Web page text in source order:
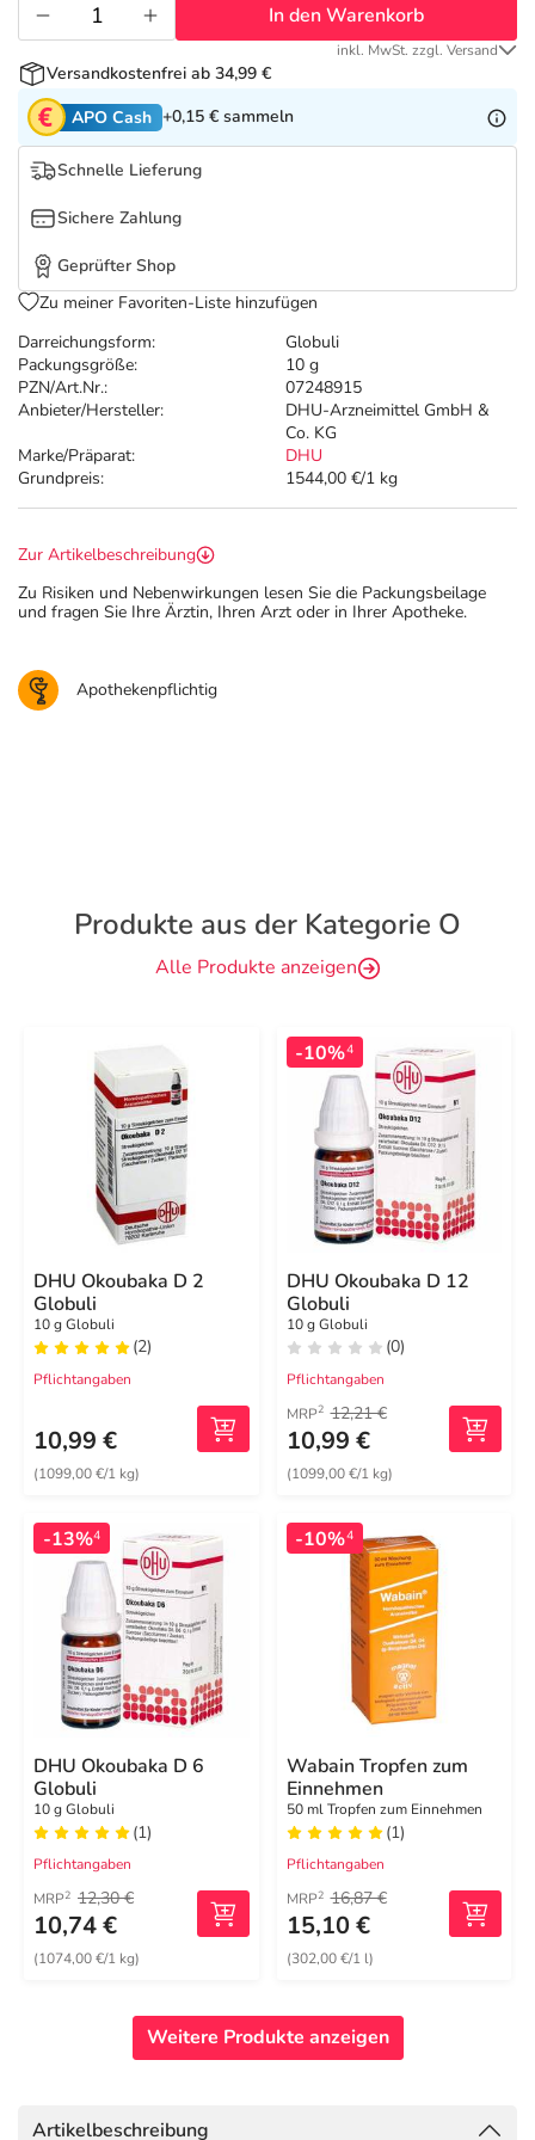
Tierapotheke
Vitamine & Mineralstoffe
Marken
Salus Deals
Darreichungsform:
Globuli
Packungsgröße:
10 g
PZN/Art.Nr.:
07248915
Anbieter/Hersteller:
DHU-Arzneimittel GmbH &
Co. KG
Marke/Präparat:
DHU
Grundpreis:
1544,00 €/1 kg
In den Warenkorb
inkl. MwSt. zzgl. Versand
Versandkostenfrei ab 34,99 €
APO Cash +0,15 € sammeln
Schnelle Lieferung
Sichere Zahlung
Geprüfter Shop
Zu meiner Favoriten-Liste hinzufügen
Zur Artikelbeschreibung
Zu Risiken und Nebenwirkungen lesen Sie die Packungsbeilage
und fragen Sie Ihre Ärztin, Ihren Arzt oder in Ihrer Apotheke.
Apothekenpflichtig
Produkte aus der Kategorie O
Alle Produkte anzeigen
DHU Okoubaka D 2
Globuli
10 g Globuli
(2)
Pflichtangaben
10,99 €
(1099,00 €/1 kg)
-10%4
DHU Okoubaka D 12
Globuli
10 g Globuli
(0)
Pflichtangaben
MRP2 12,21 €
10,99 €
(1099,00 €/1 kg)
-13%4
DHU Okoubaka D 6
Globuli
10 g Globuli
(1)
Pflichtangaben
MRP2 12,30 €
10,74 €
(1074,00 €/1 kg)
-10%4
Wabain Tropfen zum
Einnehmen
50 ml Tropfen zum Einnehmen
(1)
Pflichtangaben
MRP2 16,87 €
15,10 €
(302,00 €/1 l)
Weitere Produkte anzeigen
Artikelbeschreibung